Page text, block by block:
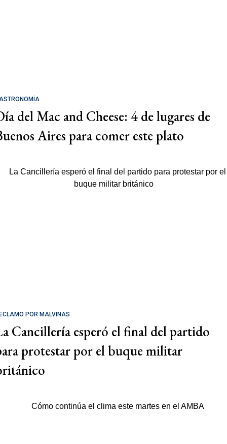
del Mac and Cheese: 4 de lugares de
Aires para comer este plato
POR MALVINAS
Cancillería esperó el final del partido
protestar por el buque militar